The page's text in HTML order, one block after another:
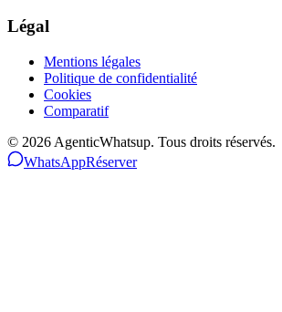
Légal
Mentions légales
Politique de confidentialité
Cookies
Comparatif
© 2026 AgenticWhatsup. Tous droits réservés.
WhatsAppRéserver